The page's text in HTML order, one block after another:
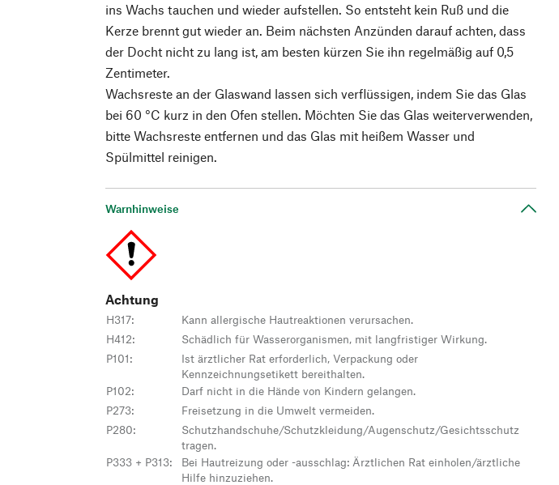
ins Wachs tauchen und wieder aufstellen. So entsteht kein Ruß und die
Kerze brennt gut wieder an. Beim nächsten Anzünden darauf achten, dass
der Docht nicht zu lang ist, am besten kürzen Sie ihn regelmäßig auf 0,5
Zentimeter.
Wachsreste an der Glaswand lassen sich verflüssigen, indem Sie das Glas
bei 60 °C kurz in den Ofen stellen. Möchten Sie das Glas weiterverwenden,
bitte Wachsreste entfernen und das Glas mit heißem Wasser und
Spülmittel reinigen.
Warnhinweise
Achtung
H317:
Kann allergische Hautreaktionen verursachen.
H412:
Schädlich für Wasserorganismen, mit langfristiger Wirkung.
P101:
Ist ärztlicher Rat erforderlich, Verpackung oder
Kennzeichnungsetikett bereithalten.
P102:
Darf nicht in die Hände von Kindern gelangen.
P273:
Freisetzung in die Umwelt vermeiden.
P280:
Schutzhandschuhe/Schutzkleidung/Augenschutz/Gesichtsschutz
tragen.
P333 + P313:
Bei Hautreizung oder -ausschlag: Ärztlichen Rat einholen/ärztliche
Hilfe hinzuziehen.